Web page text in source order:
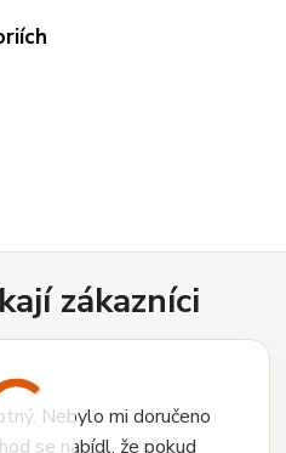
zákazníci
Nebylo mi doručeno
se nabídl, že pokud